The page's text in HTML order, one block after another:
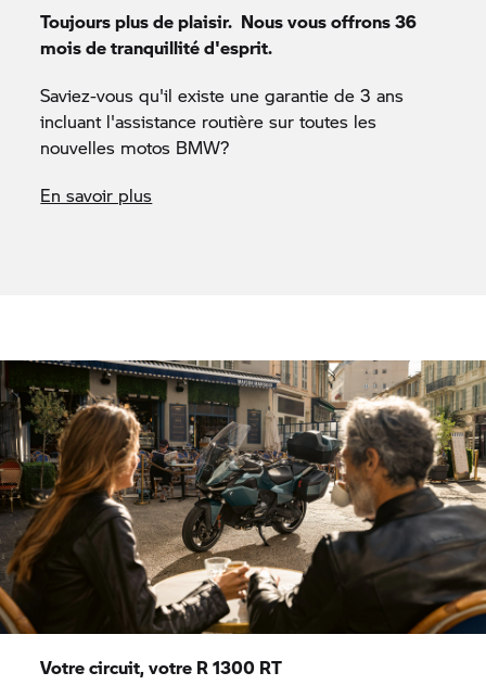
Toujours plus de plaisir. Nous vous offrons 36
mois de tranquillité d'esprit.
Saviez-vous qu'il existe une garantie de 3 ans
incluant l'assistance routière sur toutes les
nouvelles motos BMW?
En savoir plus
Votre circuit, votre R 1300 RT